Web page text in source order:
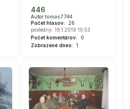
446
Autor:tomas7744
Počet hlasov:
26
posledný: 19.1.2019 10:53
Počet komentárov:
0
Zobrazené dnes:
1